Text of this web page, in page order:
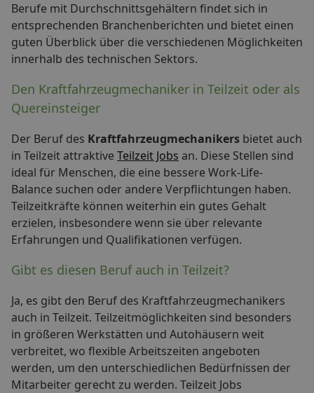
Berufe mit Durchschnittsgehältern findet sich in
entsprechenden Branchenberichten und bietet einen
guten Überblick über die verschiedenen Möglichkeiten
innerhalb des technischen Sektors.
Den Kraftfahrzeugmechaniker in Teilzeit oder als
Quereinsteiger
Der Beruf des Kraftfahrzeugmechanikers bietet auch
in Teilzeit attraktive Teilzeit Jobs an. Diese Stellen sind
ideal für Menschen, die eine bessere Work-Life-
Balance suchen oder andere Verpflichtungen haben.
Teilzeitkräfte können weiterhin ein gutes Gehalt
erzielen, insbesondere wenn sie über relevante
Erfahrungen und Qualifikationen verfügen.
Gibt es diesen Beruf auch in Teilzeit?
Ja, es gibt den Beruf des Kraftfahrzeugmechanikers
auch in Teilzeit. Teilzeitmöglichkeiten sind besonders
in größeren Werkstätten und Autohäusern weit
verbreitet, wo flexible Arbeitszeiten angeboten
werden, um den unterschiedlichen Bedürfnissen der
Mitarbeiter gerecht zu werden. Teilzeit Jobs